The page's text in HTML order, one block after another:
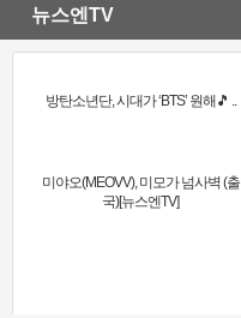
뉴스엔TV
방탄소년단, 시대가 ‘BTS’ 원해🎵 ..
미야오(MEOVV), 미모가 넘사벽 (출
국)[뉴스엔TV]